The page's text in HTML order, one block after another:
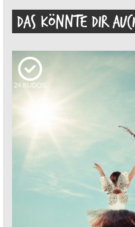
DAS KÖNNTE DIR
24 KUDOS